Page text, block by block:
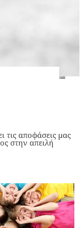
τις αποφάσεις μας
στην απειλή